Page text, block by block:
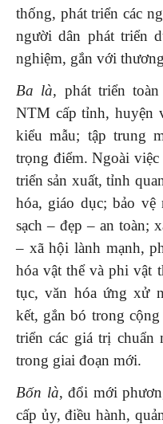
thống, phát triển các
người dân phát triển
nghiệm, gắn với
Ba là, phát triển
NTM cấp tỉnh, huyện
kiểu mẫu; tập trung
trọng điểm. Ngoài
triển sản xuất, tỉnh
hóa, giáo dục; bảo
sạch – đẹp – an toàn;
– xã hội lành mạnh,
hóa vật thể và phi vật
tục, văn hóa ứng xử
kết, gắn bó trong
triển các giá trị chuẩn
trong giai đoạn mới.
Bốn là, đổi mới
cấp ủy, điều hành,